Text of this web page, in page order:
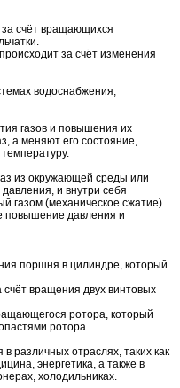
счёт вращающихся
за счёт изменения
водоснабжения,
газов и повышения их
а меняют его состояние,
из окружающей среды или
и внутри себя
газом (механическое сжатие).
повышение давления и
поршня в цилиндре, который
вращения двух винтовых
ротора, который
ротора.
различных отраслях, таких как
энергетика, а также в
холодильниках.